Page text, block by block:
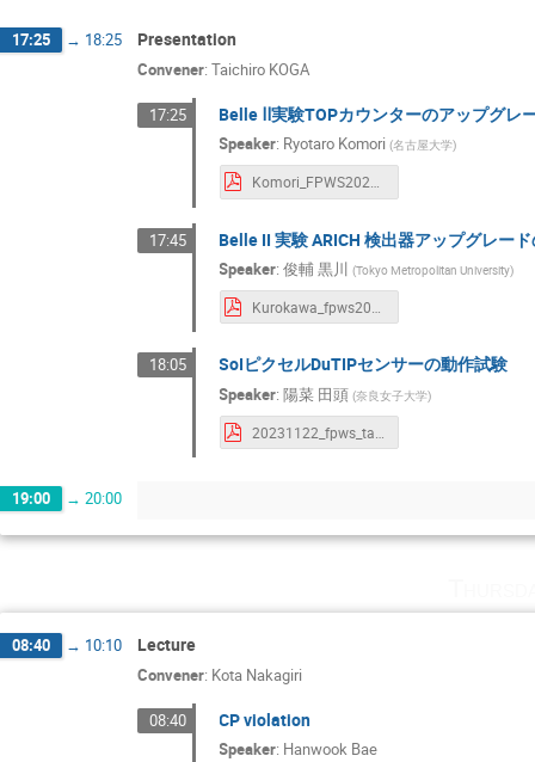
17:25 → 18:25 Presentation
Convener: Taichiro KOGA
17:25 Belle Ⅱ実験TOPカウンターのアップグレ
Speaker: Ryotaro Komori (名古屋大学)
17:45 Belle II 実験 ARICH 検出器アップグレー
Speaker:俊輔 黒川 (Tokyo Metropolitan University)
18:05 SoIピクセルDuTIPセンサーの動作試験
Speaker:陽菜 田頭 (奈良女子大学)
19:00 → 20:00
08:40 → 10:10 Lecture
Convener: Kota Nakagiri
08:40 CP violation
Speaker: Hanwook Bae